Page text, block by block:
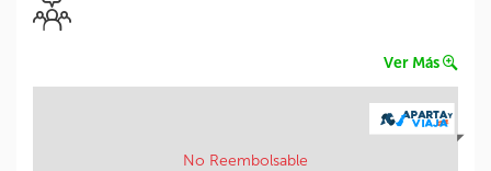
Ver Más
No Reembolsable